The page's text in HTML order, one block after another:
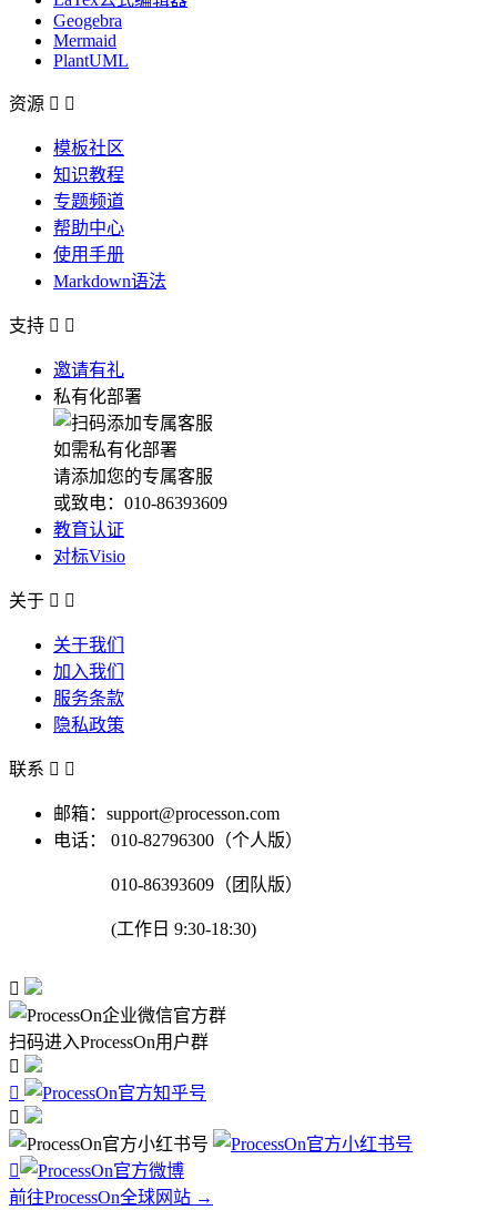
Geogebra
Mermaid
PlantUML
资源  
模板社区
知识教程
专题频道
帮助中心
使用手册
Markdown语法
支持  
邀请有礼
私有化部署
如需私有化部署
请添加您的专属客服
或致电：010-86393609
教育认证
对标Visio
关于  
关于我们
加入我们
服务条款
隐私政策
联系  
邮箱：support@processon.com
电话：
010-82796300（个人版）
010-86393609（团队版）
(工作日 9:30-18:30)

扫码进入ProcessOn用户群




前往ProcessOn全球网站 →